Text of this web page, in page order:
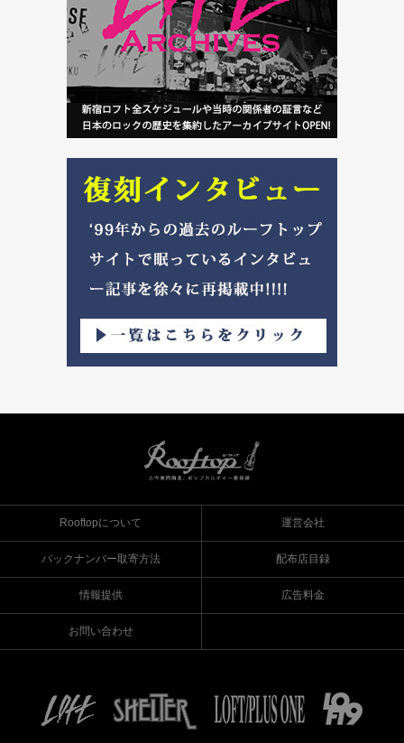
Rooftopについて 運営会社
バックナンバー取寄方法 配布店目録
情報提供 広告料金
お問い合わせ